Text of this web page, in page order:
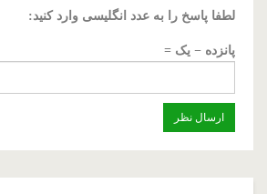
لطفا پاسخ را به عدد انگلیسی وارد کنید:
پانزده − یک =